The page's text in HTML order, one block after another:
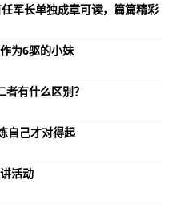
军长单独成章可读，篇篇精彩
为6驱的小妹
有什么区别？
自己才对得起
活动